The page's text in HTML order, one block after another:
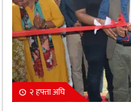
२ हफ्ता अघि